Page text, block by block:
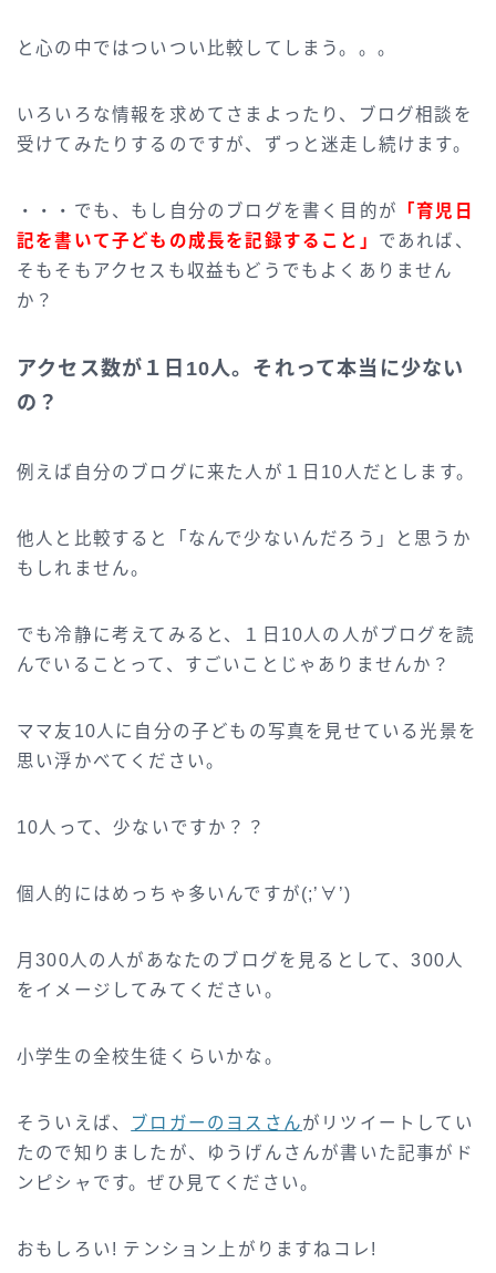
と心の中ではついつい比較してしまう。。。
いろいろな情報を求めてさまよったり、ブログ相談を
受けてみたりするのですが、ずっと迷走し続けます。
・・・でも、もし自分のブログを書く目的が
「育児日
記を書いて子どもの成長を記録すること」 であれば、
そもそもアクセスも収益もどうでもよくありません
か？
アクセス数が１日10人。それって本当に少ない
の？
例えば自分のブログに来た人が１日10人だとします。
他人と比較すると「なんで少ないんだろう」と思うか
もしれません。
でも冷静に考えてみると、１日10人の人がブログを読
んでいることって、すごいことじゃありませんか？
ママ友10人に自分の子どもの写真を見せている光景を
思い浮かべてください。
10人って、少ないですか？？
個人的にはめっちゃ多いんですが(;’∀’)
月300人の人があなたのブログを見るとして、300人
をイメージしてみてください。
小学生の全校生徒くらいかな。
そういえば、 ブロガーのヨスさんがリツイートしてい
たので知りましたが、ゆうげんさんが書いた記事がド
ンピシャです。ぜひ見てください。
おもしろい! テンション上がりますねコレ!